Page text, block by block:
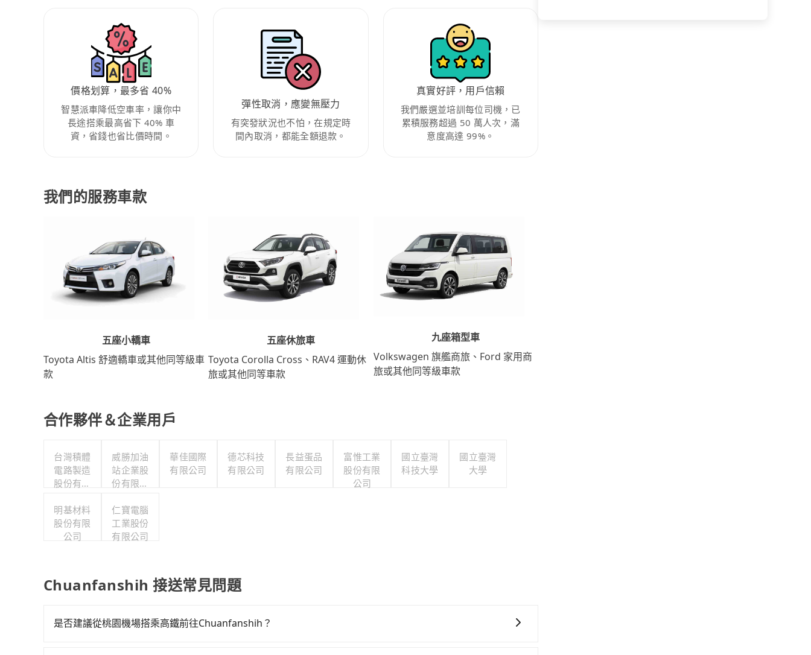
價格划算，最多省 40%
智慧派車降低空車率，讓你中
長途搭乘最高省下 40% 車
資，省錢也省比價時間。
彈性取消，應變無壓力
有突發狀況也不怕，在規定時
間內取消，都能全額退款。
真實好評，用戶信賴
我們嚴選並培訓每位司機，已
累積服務超過 50 萬人次，滿
意度高達 99%。
我們的服務車款
五座小轎車
Toyota Altis 舒適轎車或其他同等級車
款
五座休旅車
Toyota Corolla Cross、RAV4 運動休
旅或其他同等車款
九座箱型車
Volkswagen 旗艦商旅、Ford 家用商
旅或其他同等級車款
合作夥伴＆企業用戶
台灣積體
電路製造
股份有限
威勝加油
站企業股
份有限公
華佳國際
有限公司
德芯科技
有限公司
長益蛋品
有限公司
富惟工業
股份有限
公司
國立臺灣
科技大學
國立臺灣
大學
明基材料
股份有限
公司
仁寶電腦
工業股份
有限公司
Chuanfanshih 接送常見問題
是否建議從桃園機場搭乘高鐵前往Chuanfanshih？